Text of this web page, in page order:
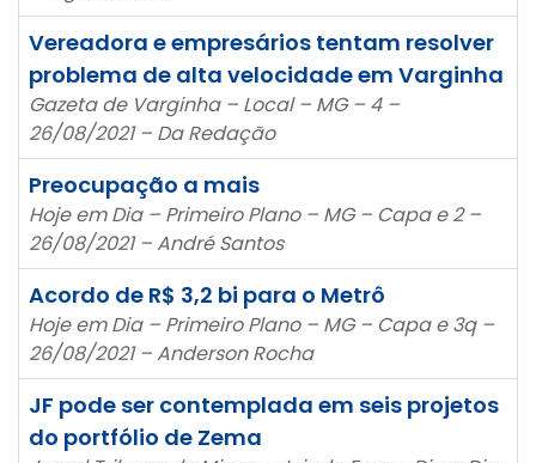
Vereadora e empresários tentam resolver
problema de alta velocidade em Varginha
Gazeta de Varginha – Local – MG – 4 –
26/08/2021 – Da Redação
Preocupação a mais
Hoje em Dia – Primeiro Plano – MG – Capa e 2 –
26/08/2021 – André Santos
Acordo de R$ 3,2 bi para o Metrô
Hoje em Dia – Primeiro Plano – MG – Capa e 3q –
26/08/2021 – Anderson Rocha
JF pode ser contemplada em seis projetos
do portfólio de Zema